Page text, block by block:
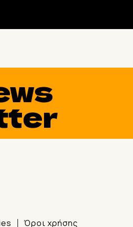
Όροι χρήσης